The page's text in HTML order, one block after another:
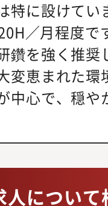
特に設けてい
／月程度で
鑽を強く推
変恵まれた環
中心で、穏
人につい